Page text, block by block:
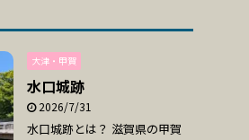
大津・甲賀
水口城跡
2026/7/31
水口城跡とは？ 滋賀県の甲賀